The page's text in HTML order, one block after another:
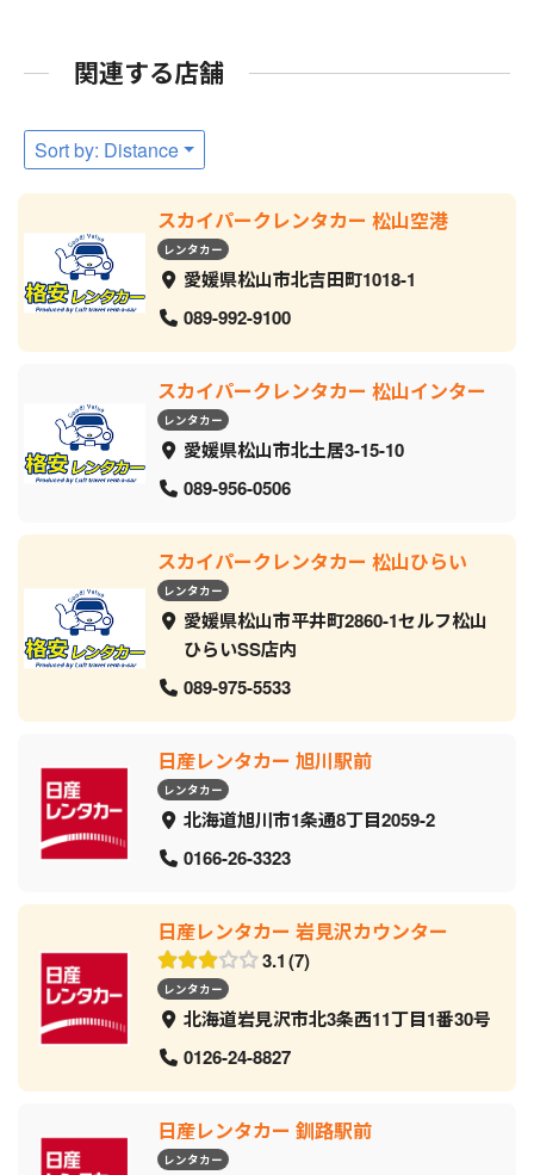
関連する店舗
Sort by: Distance
スカイパークレンタカー 松山空港
レンタカー
愛媛県松山市北吉田町1018-1
089-992-9100
スカイパークレンタカー 松山インター
レンタカー
愛媛県松山市北土居3-15-10
089-956-0506
スカイパークレンタカー 松山ひらい
レンタカー
愛媛県松山市平井町2860-1セルフ松山
ひらいSS店内
089-975-5533
日産レンタカー 旭川駅前
レンタカー
北海道旭川市1条通8丁目2059‐2
0166-26-3323
日産レンタカー 岩見沢カウンター
3.1 7
レンタカー
北海道岩見沢市北3条西11丁目1番30号
0126-24-8827
日産レンタカー 釧路駅前
レンタカー